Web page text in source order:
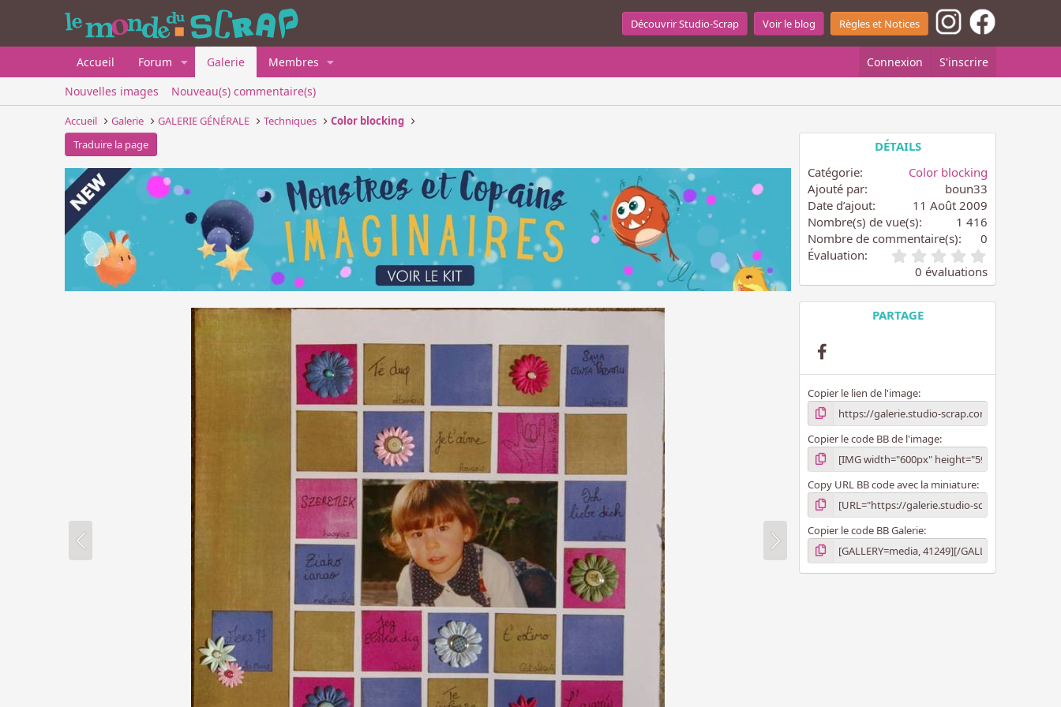
Découvrir Studio-Scrap Voir le blog Règles et Notices
Accueil Forum Galerie Membres Connexion
S'inscrire
Nouvelles images
Nouveau(s) commentaire(s)
Accueil Galerie GALERIE GÉNÉRALE Techniques
Color blocking
Traduire la page
DÉTAILS
Catégorie
Color blocking
Ajouté par
boun33
Date d’ajout
11 Août 2009
Nombre(s) de vue(s)
1 416
Nombre de commentaire(s)
0
Évaluation
.
0
0
)
0 évaluations
PARTAGE
Copier le lien de l'image
Copier le code BB de l'image
Copy URL BB code avec la miniature
Copier le code BB Galerie